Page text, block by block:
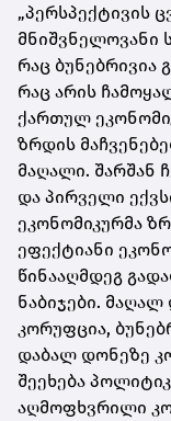
„პერსპექტივის
მნიშვნელოვანი
რაც ბუნებრივია
რაც არის
ქართულ
ზრდის
მაღალი. შარშან
და პირველი
ეკონომიკურმა
ეფექტიანი
წინააღმდეგ
ნაბიჯები.
კორუფცია,
დაბალ დონეზე
შეეხება
აღმოფხვრილი